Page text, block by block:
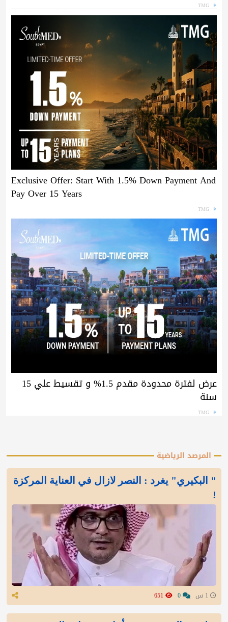
TMG
Exclusive Offer: Start With 1.5% Down Payment And
Pay Over 15 Years
TMG
عرض لفترة محدودة مقدم 1.5% و تقسيط علي 15
سنة
TMG
المرصد الرياضية
" البكيري" يغرد : النصر لازال في العناية المركزة
!